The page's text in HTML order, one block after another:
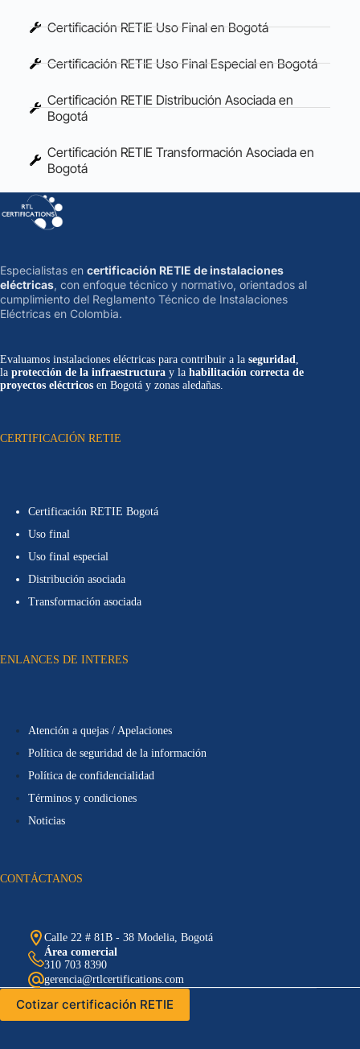
Certificación RETIE Uso Final en Bogotá
Certificación RETIE Uso Final Especial en Bogotá
Certificación RETIE Distribución Asociada en
Bogotá
Certificación RETIE Transformación Asociada en
Bogotá
Especialistas en certificación RETIE de instalaciones
eléctricas, con enfoque técnico y normativo, orientados al
cumplimiento del Reglamento Técnico de Instalaciones
Eléctricas en Colombia.
Evaluamos instalaciones eléctricas para contribuir a la seguridad
la protección de la infraestructura y la habilitación correcta de
proyectos eléctricos en Bogotá y zonas aledañas.
CERTIFICACIÓN RETIE
Certificación RETIE Bogotá
Uso final
Uso final especial
Distribución asociada
Transformación asociada
ENLANCES DE INTERES
Atención a quejas / Apelaciones
Política de seguridad de la información
Política de confidencialidad
Términos y condiciones
Noticias
CONTÁCTANOS
Calle 22 # 81B - 38 Modelia, Bogotá
Área comercial
310 703 8390
gerencia@rtlcertifications.com
Cotizar certificación RETIE